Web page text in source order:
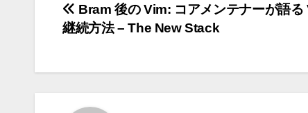
投
稿
ナ
Bram 後の Vim: コアメンテナーが語る
継続方法 – The New Stack